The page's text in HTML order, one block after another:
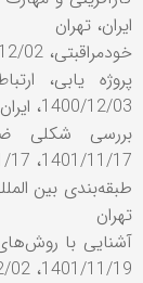
ایران، تهران
خودمراقبتی، 1400/12/02، 1400/12/02، ایران، تهران
1400/12/03، ایران، تهران
بررسی شکلی
1401/11/17، 1401/11/17، ایران، تهران
تهران
آشنایی با
1401/11/19، 1401/12/02، ایران، تهران